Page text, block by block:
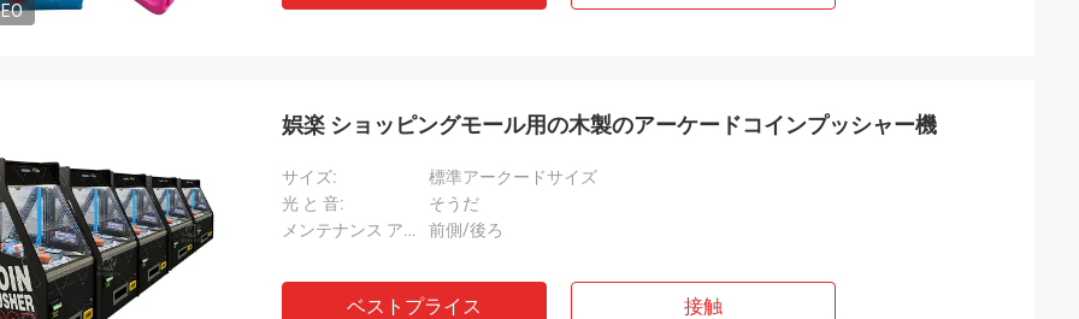
娯楽 ショッピングモール用の木製のアーケードコインプッシャー機
サイズ:
標準アークードサイズ
光 と 音:
そうだ
メンテナンス アクセス:
前側/後ろ
ベストプライス 接触